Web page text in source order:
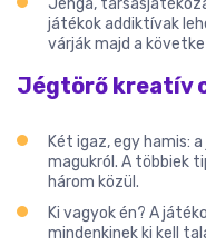
játékok addiktívak
várják majd a
Jégtörő kreatív
Két igaz, egy hamis:
magukról. A többiek
három közül.
Ki vagyok én? A
mindenkinek ki kell